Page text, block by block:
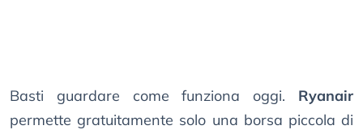
Basti guardare come funziona oggi. Ryanair
permette gratuitamente solo una borsa piccola di